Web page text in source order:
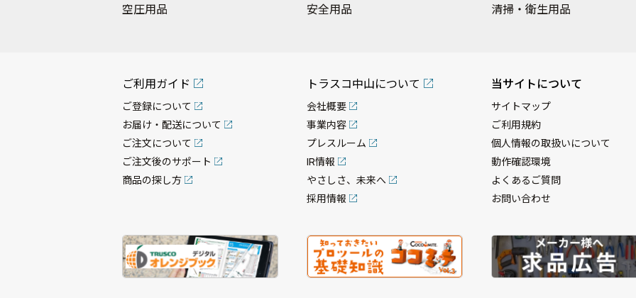
空圧用品
安全用品
清掃・衛生用品
ご利用ガイド
ご登録について
お届け・配送について
ご注文について
ご注文後のサポート
商品の探し方
トラスコ中山について
会社概要
事業内容
プレスルーム
IR情報
やさしさ、未来へ
採用情報
当サイトについて
サイトマップ
ご利用規約
個人情報の取扱いについて
動作確認環境
よくあるご質問
お問い合わせ